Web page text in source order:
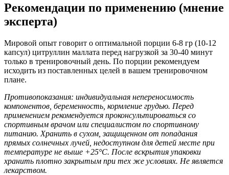
Рекомендации по применению (мнение
эксперта)
Мировой опыт говорит о оптимальной порции 6-8 гр (10-12
капсул) цитруллин маллата перед нагрузкой за 30-40 минут
только в тренировочный день. По порции рекомендуем
исходить из поставленных целей в вашем тренировочном
плане.
Противопоказания: индивидуальная непереносимость
компонентов, беременность, кормление грудью. Перед
применением рекомендуется проконсультироваться со
спортивным врачом или специалистом по спортивному
питанию. Хранить в сухом, защищенном от попадания
прямых солнечных лучей, недоступном для детей месте при
температуре не выше +25°С. После вскрытия упаковки
хранить плотно закрытым при тех же условиях. Не является
лекарством.